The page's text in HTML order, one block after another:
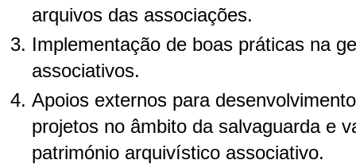
arquivos das associações.
Implementação de boas práticas na
associativos.
Apoios externos para
projetos no âmbito da salvaguarda e
património arquivístico associativo.